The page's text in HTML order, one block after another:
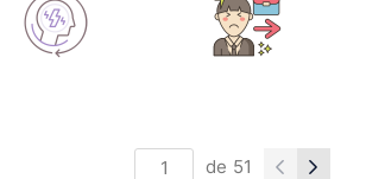
de 51